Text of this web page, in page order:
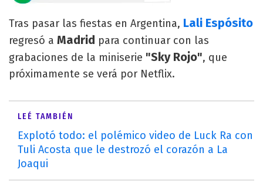
Tras pasar las fiestas en Argentina, Lali Espósito
regresó a Madrid para continuar con las
grabaciones de la miniserie "Sky Rojo", que
próximamente se verá por Netflix.
LEÉ TAMBIÉN
Explotó todo: el polémico video de Luck Ra con
Tuli Acosta que le destrozó el corazón a La
Joaqui